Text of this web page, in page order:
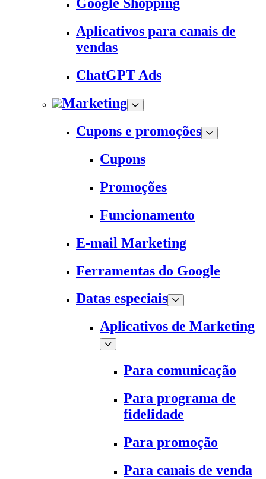
Google Shopping
Aplicativos para canais de
vendas
ChatGPT Ads
Marketing
Cupons e promoções
Cupons
Promoções
Funcionamento
E-mail Marketing
Ferramentas do Google
Datas especiais
Aplicativos de Marketing
Para comunicação
Para programa de
fidelidade
Para promoção
Para canais de venda